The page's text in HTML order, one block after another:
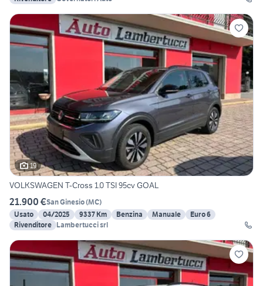
19
VOLKSWAGEN T-Cross 1.0 TSI 95cv GOAL
21.900 €San Ginesio(MC)
Usato
04/2025 9337 Km Benzina Manuale
Euro 6
Rivenditore Lambertucci srl